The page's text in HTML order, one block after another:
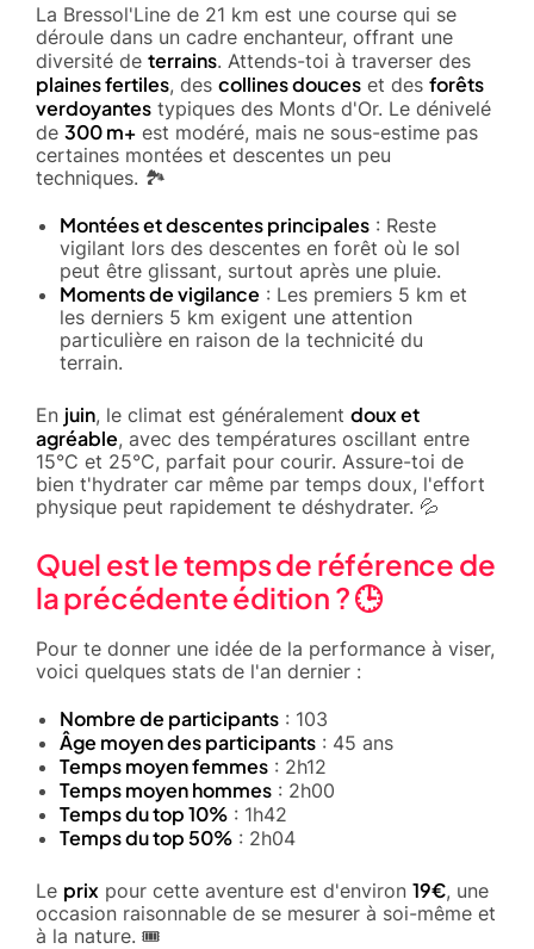
La Bressol'Line de 21 km est une course qui se
déroule dans un cadre enchanteur, offrant une
diversité de terrains. Attends-toi à traverser des
plaines fertiles, des collines douces et des forêts
verdoyantes typiques des Monts d'Or. Le dénivelé
de 300 m+ est modéré, mais ne sous-estime pas
certaines montées et descentes un peu
techniques. 🏞️
Montées et descentes principales : Reste
vigilant lors des descentes en forêt où le sol
peut être glissant, surtout après une pluie.
Moments de vigilance : Les premiers 5 km et
les derniers 5 km exigent une attention
particulière en raison de la technicité du
terrain.
En juin, le climat est généralement doux et
agréable, avec des températures oscillant entre
15°C et 25°C, parfait pour courir. Assure-toi de
bien t'hydrater car même par temps doux, l'effort
physique peut rapidement te déshydrater. 💦
Quel est le temps de référence de
la précédente édition ? 🕒
Pour te donner une idée de la performance à viser,
voici quelques stats de l'an dernier :
Nombre de participants : 103
Âge moyen des participants : 45 ans
Temps moyen femmes : 2h12
Temps moyen hommes : 2h00
Temps du top 10% : 1h42
Temps du top 50% : 2h04
Le prix pour cette aventure est d'environ 19€, une
occasion raisonnable de se mesurer à soi-même et
à la nature. 🎟️